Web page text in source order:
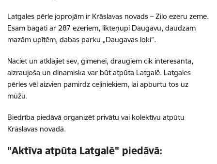
Latgales pērle joprojām ir Krāslavas novads – Zilo ezeru zeme.
Esam bagāti ar 287 ezeriem, likteņupi Daugavu, daudzām
mazām upītēm, dabas parku „Daugavas loki”.
Nāciet un atklājiet sev, ģimenei, draugiem cik interesanta,
aizraujoša un dinamiska var būt atpūta Latgalē. Latgales
pērles vēl aizvien pamirdz ceļiniekiem, lai apburtu tos uz
mūžu.
Biedrība piedāvā organizēt privātu vai kolektīvu atpūtu
Krāslavas novadā.
"Aktīva atpūta Latgalē" piedāvā: